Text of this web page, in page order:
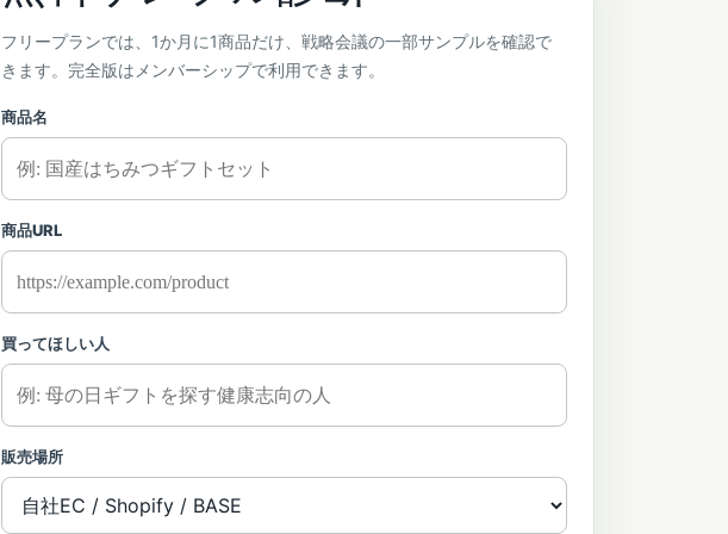
フリープランでは、1か月に1商品だけ、戦略会議の一部サンプルを確認で
きます。完全版はメンバーシップで利用できます。
商品名
商品URL
買ってほしい人
販売場所